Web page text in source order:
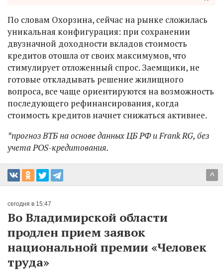
По словам Охорзина, сейчас на рынке сложилась
уникальная конфигурация: при сохранении
двузначной доходности вкладов стоимость
кредитов отошла от своих максимумов, что
стимулирует отложенный спрос. Заемщики, не
готовые откладывать решение жилищного
вопроса, все чаще ориентируются на возможность
последующего рефинансирования, когда
стоимость кредитов начнет снижаться активнее.
*прогноз ВТБ на основе данных ЦБ РФ и Frank RG, без
учета POS-кредитования.
^
сегодня в 15:47
Во Владимирской области
продлен прием заявок
национальной премии «Человек
труда»